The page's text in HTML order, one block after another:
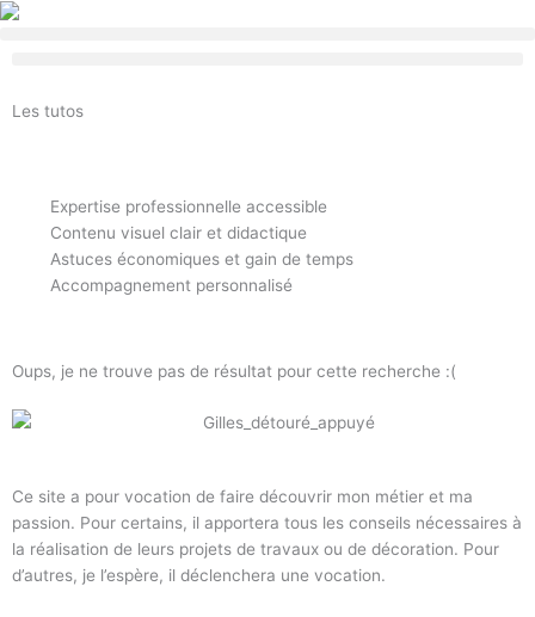
Aller
Les tutos
Expertise professionnelle accessible
Contenu visuel clair et didactique
Astuces économiques et gain de temps
Accompagnement personnalisé
Oups, je ne trouve pas de résultat pour cette recherche :(
Ce site a pour vocation de faire découvrir mon métier et ma
passion. Pour certains, il apportera tous les conseils nécessaires à
la réalisation de leurs projets de travaux ou de décoration. Pour
d’autres, je l’espère, il déclenchera une vocation.